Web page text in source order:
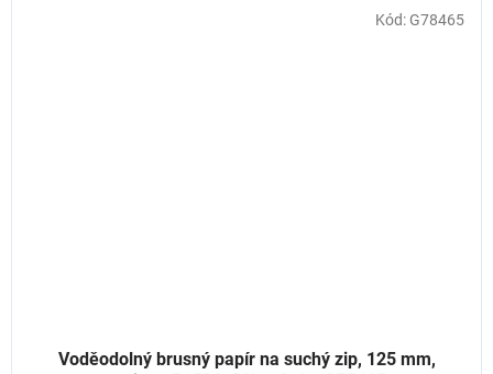
Voděodolný brusný papír na suchý zip, 125 mm,
Kód: G78465